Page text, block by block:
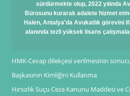
sürdürmekte olup, 2022 yılında
Bürosunu kurarak adalete hizmet
Halen, Antalya'da Avukatlık görevini
alanında tezli yüksek lisans
HMK-Cevap dilekçesi verilmesinin
Başkasının Kimliğini Kullanma
Hırsızlık Suçu Ceza Kanunu Maddesi ve